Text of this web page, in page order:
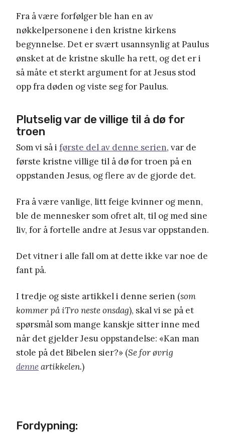
Fra å være forfølger ble han en av
nøkkelpersonene i den kristne kirkens
begynnelse. Det er svært usannsynlig at Paulus
ønsket at de kristne skulle ha rett, og det er i
så måte et sterkt argument for at Jesus stod
opp fra døden og viste seg for Paulus.
Plutselig var de villige til å dø for
troen
Som vi så i første del av denne serien, var de
første kristne villige til å dø for troen på en
oppstanden Jesus, og flere av de gjorde det.
Fra å være vanlige, litt feige kvinner og menn,
ble de mennesker som ofret alt, til og med sine
liv, for å fortelle andre at Jesus var oppstanden.
Det vitner i alle fall om at dette ikke var noe de
fant på.
I tredje og siste artikkel i denne serien (som
kommer på iTro neste onsdag), skal vi se på et
spørsmål som mange kanskje sitter inne med
når det gjelder Jesu oppstandelse: «Kan man
stole på det Bibelen sier?» (Se for øvrig
denneartikkelen.)
Fordypning: